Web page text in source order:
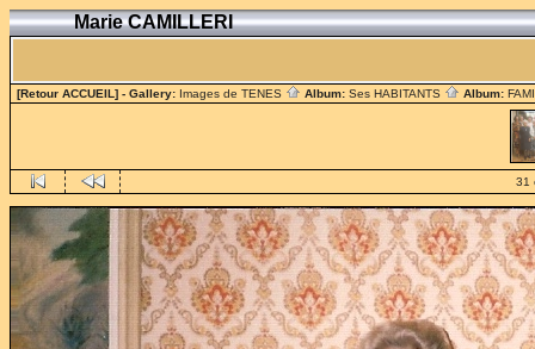
Marie CAMILLERI
[Retour ACCUEIL] - Gallery: Images de TENES Album: Ses HABITANTS Album:
31